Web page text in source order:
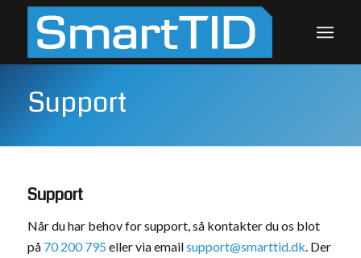
Support
Support
Når du har behov for support, så kontakter du os blot
på 70 200 795eller via emailsupport@smarttid.dk . Der